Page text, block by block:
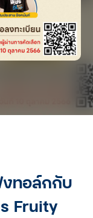
ทอล์กกับ
Fruity